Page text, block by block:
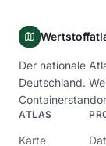
Der nationale
Deutschland.
ATLAS
Karte